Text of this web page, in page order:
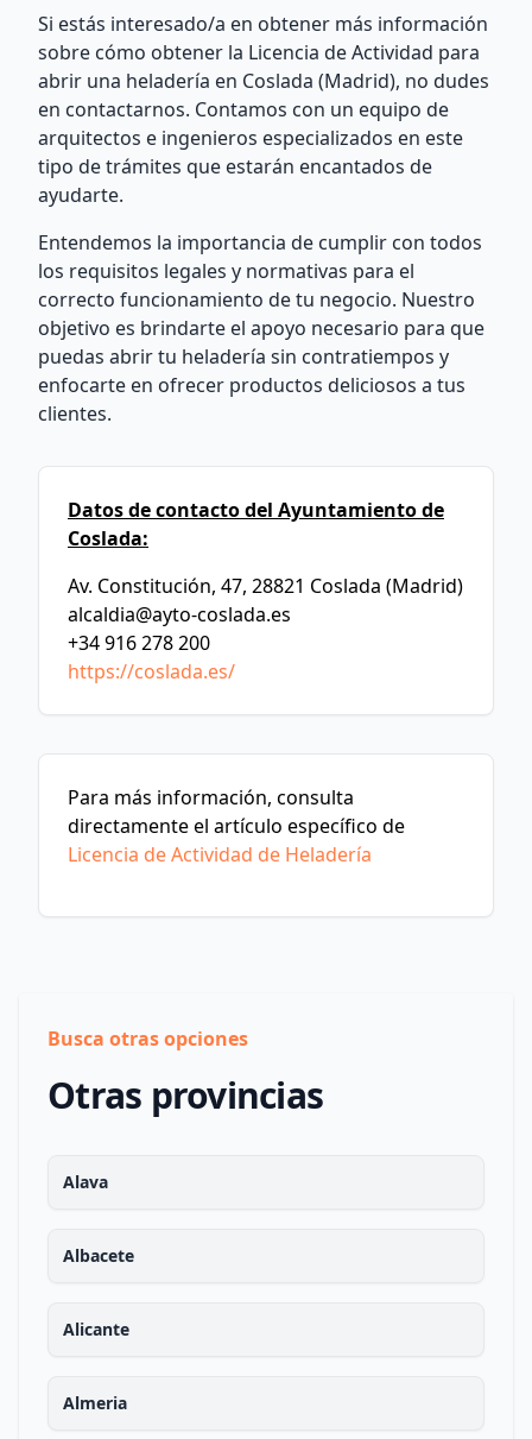
Si estás interesado/a en obtener más información
sobre cómo obtener la Licencia de Actividad para
abrir una heladería en Coslada (Madrid), no dudes
en contactarnos. Contamos con un equipo de
arquitectos e ingenieros especializados en este
tipo de trámites que estarán encantados de
ayudarte.
Entendemos la importancia de cumplir con todos
los requisitos legales y normativas para el
correcto funcionamiento de tu negocio. Nuestro
objetivo es brindarte el apoyo necesario para que
puedas abrir tu heladería sin contratiempos y
enfocarte en ofrecer productos deliciosos a tus
clientes.
Datos de contacto del Ayuntamiento de
Coslada:
Av. Constitución, 47, 28821 Coslada (Madrid)
alcaldia@ayto-coslada.es
+34 916 278 200
https://coslada.es/
Para más información, consulta
directamente el artículo específico de
Licencia de Actividad de Heladería
Busca otras opciones
Otras provincias
Alava
Albacete
Alicante
Almeria